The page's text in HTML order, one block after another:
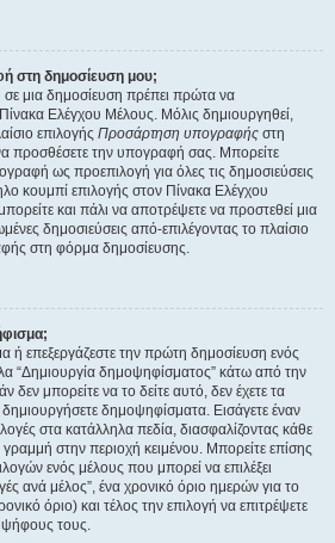
στη δημοσίευση μου;
μια δημοσίευση πρέπει πρώτα να
Ελέγχου Μέλους. Μόλις δημιουργηθεί,
επιλογής Προσάρτηση υπογραφής στη
προσθέσετε την υπογραφή σας. Μπορείτε
ως προεπιλογή για όλες τις δημοσιεύσεις
κουμπί επιλογής στον Πίνακα Ελέγχου
και πάλι να αποτρέψετε να προστεθεί μια
δημοσιεύσεις από-επιλέγοντας το πλαίσιο
στη φόρμα δημοσίευσης.
ή επεξεργάζεστε την πρώτη δημοσίευση ενός
“Δημιουργία δημοψηφίσματος” κάτω από την
μπορείτε να το δείτε αυτό, δεν έχετε τα
δημοψηφίσματα. Εισάγετε έναν
στα κατάλληλα πεδία, διασφαλίζοντας κάθε
γραμμή στην περιοχή κειμένου. Μπορείτε επίσης
ενός μέλους που μπορεί να επιλέξει
ανά μέλος”, ένα χρονικό όριο ημερών για το
όριο) και τέλος την επιλογή να επιτρέψετε
ψήφους τους.